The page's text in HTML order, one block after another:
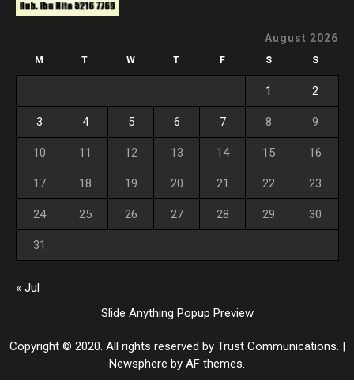
August 2026
M T W T F S S
1 2
3 4 5 6 7 8 9
10 11 12 13 14 15 16
17 18 19 20 21 22 23
24 25 26 27 28 29 30
31
« Jul
Slide Anything Popup Preview
Copyright © 2020. All rights reserved by Trust Communications. |
Newsphere by AF themes.